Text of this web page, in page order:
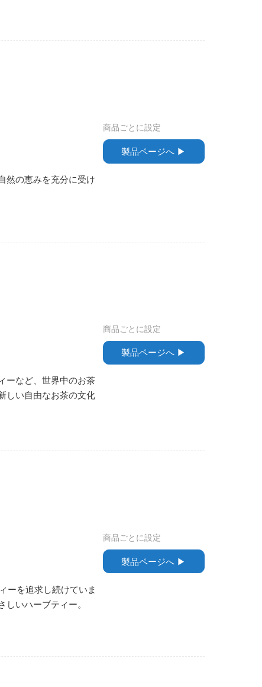
然の恵みを充分に受け
商品ごとに設定
製品ページへ ▶︎
ーなど、世界中のお茶
しい自由なお茶の文化
商品ごとに設定
製品ページへ ▶︎
ーを追求し続けていま
いハーブティー。
商品ごとに設定
製品ページへ ▶︎